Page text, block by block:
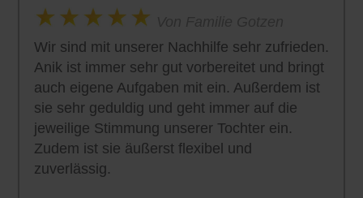
Wir sind mit unserer Nachhilfe sehr zufrieden.
Anik ist immer sehr gut vorbereitet und bringt
auch eigene Aufgaben mit ein. Außerdem ist
sie sehr geduldig und geht immer auf die
jeweilige Stimmung unserer Tochter ein.
Zudem ist sie äußerst flexibel und
zuverlässig.